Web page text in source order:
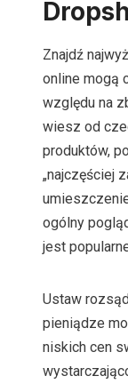
Znajdź
online mogą
względu na
wiesz od
produktów,
„najczęściej
ogólny
jest
Ustaw
pieniądze
niskich cen